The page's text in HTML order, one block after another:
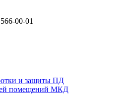
00-01
и защиты ПД
помещений МКД